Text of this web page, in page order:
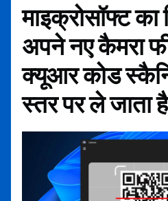
माइक्रोसॉफ्ट का
अपने नए कैमरा
क्यूआर कोड
स्तर पर ले जाता है